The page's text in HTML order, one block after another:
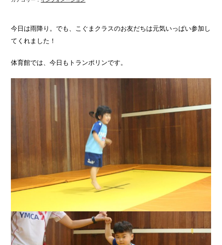
今日は雨降り。でも、こぐまクラスのお友だちは元気いっぱい参加し
てくれました！
体育館では、今日もトランポリンです。